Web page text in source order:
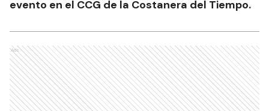
evento en el CCG de la Costanera del Tiempo.
Ads